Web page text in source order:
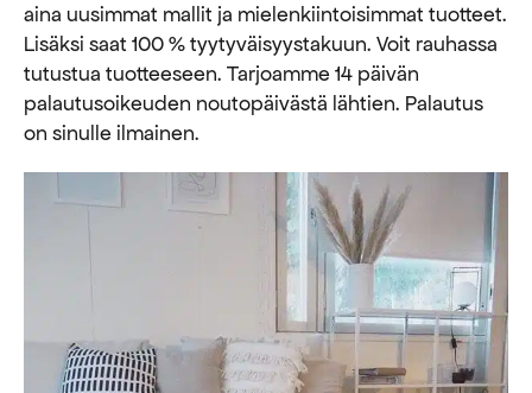
aina uusimmat mallit ja mielenkiintoisimmat tuotteet.
Lisäksi saat 100 % tyytyväisyystakuun. Voit rauhassa
tutustua tuotteeseen. Tarjoamme 14 päivän
palautusoikeuden noutopäivästä lähtien. Palautus
on sinulle ilmainen.